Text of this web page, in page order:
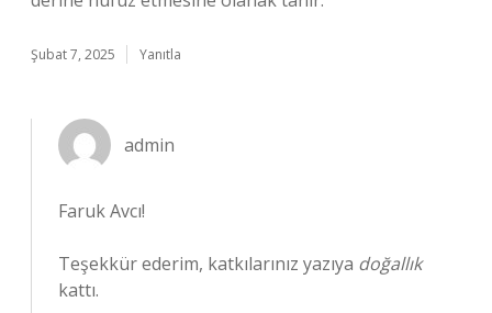
Şubat 7, 2025 Yanıtla
admin
Faruk Avcı!
Teşekkür ederim, katkılarınız yazıya doğallık
kattı.